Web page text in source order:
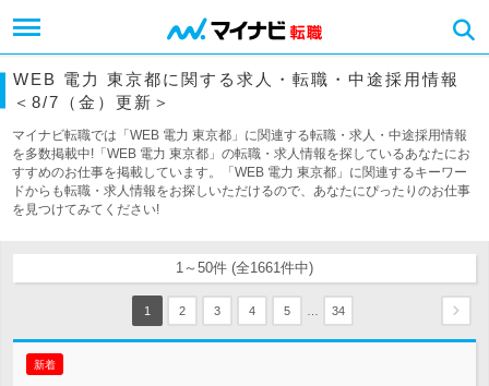
WEB 電力 東京都に関する求人・転職・中途採用情報
＜8/7（金）更新＞
マイナビ転職では「WEB 電力 東京都」に関連する転職・求人・中途採用情報
を多数掲載中!「WEB 電力 東京都」の転職・求人情報を探しているあなたにお
すすめのお仕事を掲載しています。「WEB 電力 東京都」に関連するキーワー
ドからも転職・求人情報をお探しいただけるので、あなたにぴったりのお仕事
を見つけてみてください!
1～50件 (全1661件中)
1 2 3 4 5 34
新着